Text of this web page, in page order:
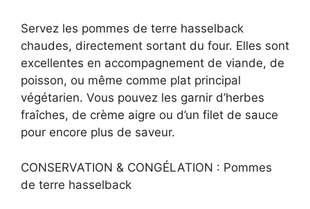
Servez les pommes de terre hasselback
chaudes, directement sortant du four. Elles sont
excellentes en accompagnement de viande, de
poisson, ou même comme plat principal
végétarien. Vous pouvez les garnir d’herbes
fraîches, de crème aigre ou d’un filet de sauce
pour encore plus de saveur.
CONSERVATION & CONGÉLATION : Pommes
de terre hasselback